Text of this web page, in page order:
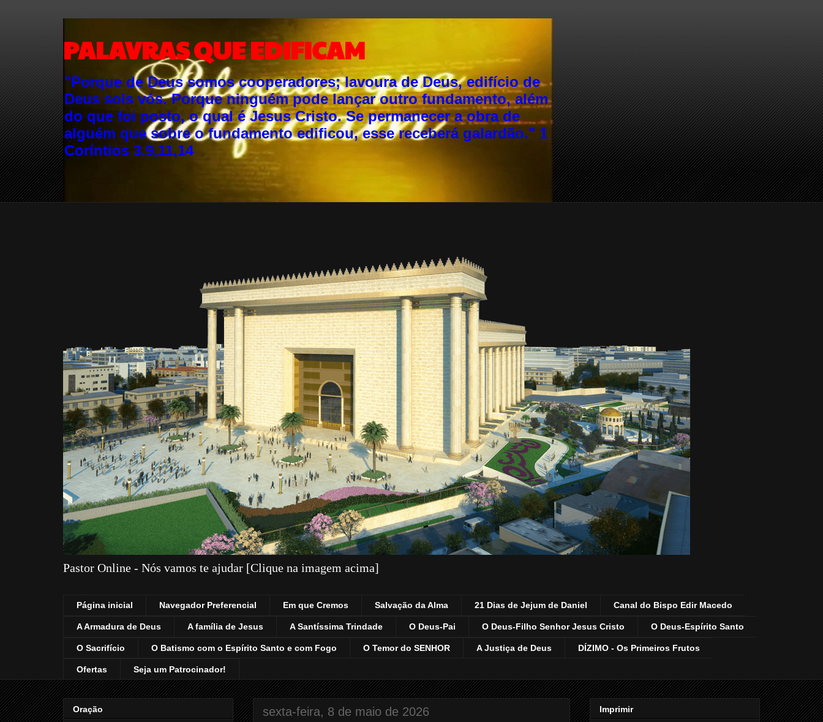
PALAVRAS QUE EDIFICAM
"Porque de Deus somos cooperadores; lavoura de Deus, edifício de
Deus sois vós. Porque ninguém pode lançar outro fundamento, além
do que foi posto, o qual é Jesus Cristo. Se permanecer a obra de
alguém que sobre o fundamento edificou, esse receberá galardão." 1
Coríntios 3.9,11,14
Pastor Online - Nós vamos te ajudar [Clique na imagem acima]
Página inicial Navegador Preferencial Em que Cremos Salvação da Alma 21 Dias de Jejum de Daniel Canal do Bispo Edir Macedo
A Armadura de Deus A família de Jesus A Santíssima Trindade O Deus-Pai O Deus-Filho Senhor Jesus Cristo O Deus-Espírito Santo
O Sacrifício O Batismo com o Espírito Santo e com Fogo O Temor do SENHOR A Justiça de Deus DÍZIMO - Os Primeiros Frutos
Ofertas Seja um Patrocinador!
sexta-feira, 8 de maio de 2026
Oração
Imprimir